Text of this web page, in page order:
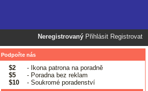
Neregistrovaný Přihlásit Registrovat
Podpořte nás
$2
- Ikona patrona na poradně
$5
- Poradna bez reklam
$10
- Soukromé poradenství